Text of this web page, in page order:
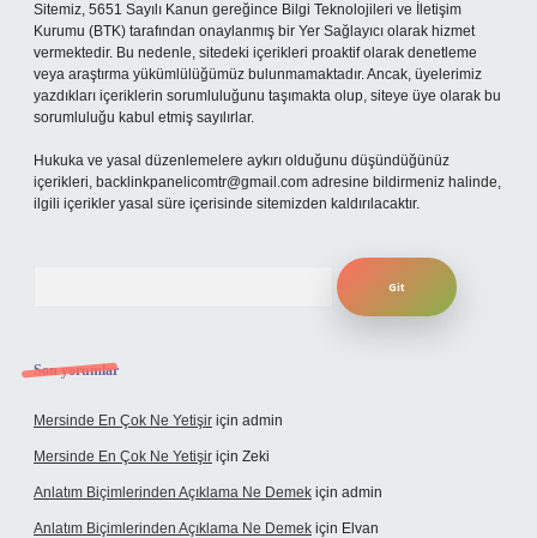
Sitemiz, 5651 Sayılı Kanun gereğince Bilgi Teknolojileri ve İletişim
Kurumu (BTK) tarafından onaylanmış bir Yer Sağlayıcı olarak hizmet
vermektedir. Bu nedenle, sitedeki içerikleri proaktif olarak denetleme
veya araştırma yükümlülüğümüz bulunmamaktadır. Ancak, üyelerimiz
yazdıkları içeriklerin sorumluluğunu taşımakta olup, siteye üye olarak bu
sorumluluğu kabul etmiş sayılırlar.
Hukuka ve yasal düzenlemelere aykırı olduğunu düşündüğünüz
içerikleri, backlinkpanelicomtr@gmail.com adresine bildirmeniz halinde,
ilgili içerikler yasal süre içerisinde sitemizden kaldırılacaktır.
Son yorumlar
Mersinde En Çok Ne Yetişir için admin
Mersinde En Çok Ne Yetişir için Zeki
Anlatım Biçimlerinden Açıklama Ne Demek için admin
Anlatım Biçimlerinden Açıklama Ne Demek için Elvan